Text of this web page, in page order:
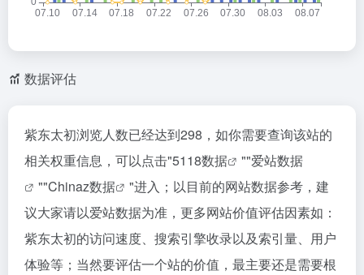
数据评估
紫东太初浏览人数已经达到298，如你需要查询该站的
相关权重信息，可以点击"5118数据 ""爱站数据
""Chinaz数据
"进入；以目前的网站数据参考，建
议大家请以爱站数据为准，更多网站价值评估因素如：
紫东太初的访问速度、搜索引擎收录以及索引量、用户
体验等；当然要评估一个站的价值，最主要还是需要根